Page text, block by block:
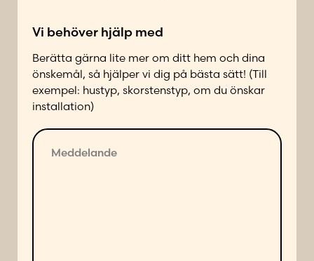
u
m
e
r
N
m
t
d
p
å
f
ö
l
Vi behöver hjälp med
Berätta gärna lite mer om ditt hem och dina
önskemål, så hjälper vi dig på bästa sätt! (Till
exempel: hustyp, skorstenstyp, om du önskar
installation)
M